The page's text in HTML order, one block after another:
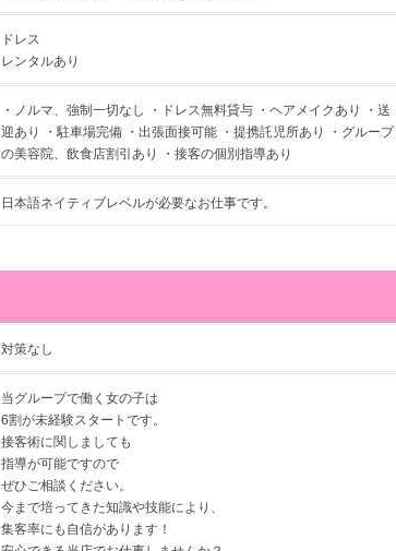
ドレス
レンタルあり
・ノルマ、強制一切なし ・ドレス無料貸与 ・ヘアメイクあり ・送
迎あり ・駐車場完備 ・出張面接可能 ・提携託児所あり ・グループ
の美容院、飲食店割引あり ・接客の個別指導あり
日本語ネイティブレベルが必要なお仕事です。
対策なし
当グループで働く女の子は
6割が未経験スタートです。
接客術に関しましても
指導が可能ですので
ぜひご相談ください。
今まで培ってきた知識や技能により、
集客率にも自信があります！